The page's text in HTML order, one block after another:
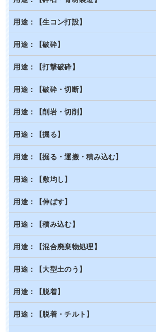
用途：【生コン打設】
用途：【破砕】
用途：【打撃破砕】
用途：【破砕・切断】
用途：【削岩・切削】
用途：【掘る】
用途：【掘る・運搬・積み込む】
用途：【敷均し】
用途：【伸ばす】
用途：【積み込む】
用途：【混合廃棄物処理】
用途：【大型土のう】
用途：【脱着】
用途：【脱着・チルト】